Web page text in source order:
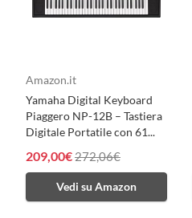
Amazon.it
Yamaha Digital Keyboard
Piaggero NP-12B – Tastiera
Digitale Portatile con 61...
209,00€272,06€
Vedi su Amazon